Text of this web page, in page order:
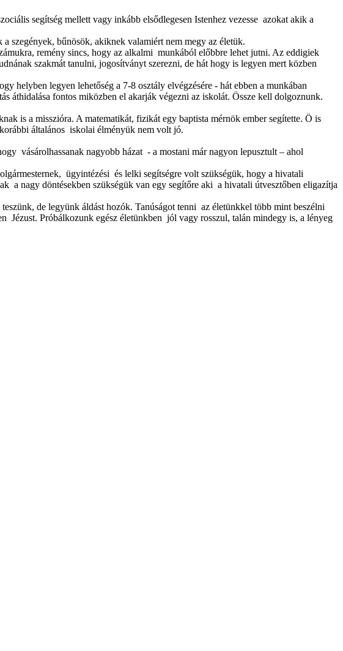
segítség mellett vagy inkább elsődlegesen Istenhez vezesse azokat akik a
szegények, bűnösök, akiknek valamiért nem megy az életük.
remény sincs, hogy az alkalmi munkából előbbre lehet jutni. Az eddigiek
szakmát tanulni, jogosítványt szerezni, de hát hogy is legyen mert közben
helyben legyen lehetőség a 7-8 osztály elvégzésére - hát ebben a munkában
áthidalása fontos miközben el akarják végezni az iskolát. Össze kell dolgoznunk.
is a misszióra. A matematikát, fizikát egy baptista mérnök ember segítette. Ö is
általános iskolai élményük nem volt jó.
vásárolhassanak nagyobb házat - a mostani már nagyon lepusztult – ahol
ügyintézési és lelki segítségre volt szükségük, hogy a hivatali
a nagy döntésekben szükségük van egy segítőre aki a hivatali útvesztőben eligazítja
de legyünk áldást hozók. Tanúságot tenni az életünkkel több mint beszélni
Jézust. Próbálkozunk egész életünkben jól vagy rosszul, talán mindegy is, a lényeg